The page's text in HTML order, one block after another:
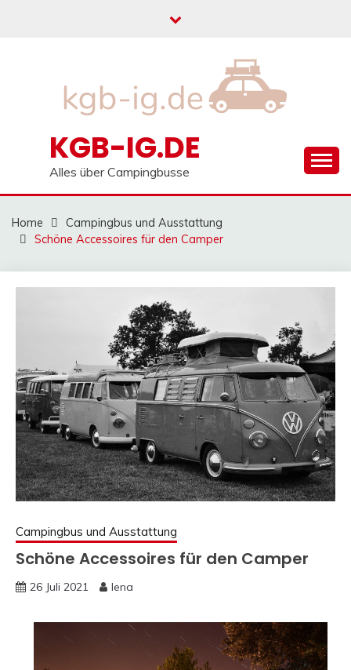
KGB-IG.DE
Alles über Campingbusse
Home
Campingbus und Ausstattung
Schöne Accessoires für den Camper
Campingbus und Ausstattung
Schöne Accessoires für den Camper
26 Juli 2021 lena